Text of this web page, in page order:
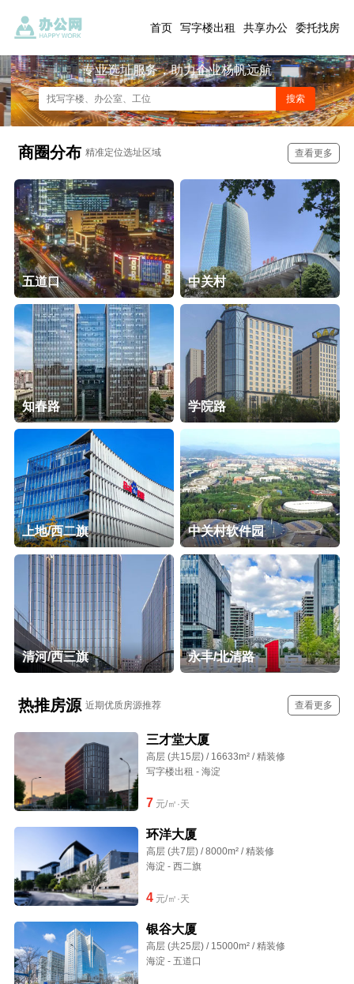
首页 写字楼出租 共享办公 委托找房
专业选址服务，助力企业杨帆远航
商圈分布 精准定位选址区域 查看更多
五道口 中关村
知春路 学院路
上地/西二旗 中关村软件园
清河/西三旗 永丰/北清路
热推房源 近期优质房源推荐 查看更多
三才堂大厦
高层 (共15层) / 16633m² / 精装修
写字楼出租 - 海淀
7 元/㎡·天
环洋大厦
高层 (共7层) / 8000m² / 精装修
海淀 - 西二旗
4元/㎡·天
银谷大厦
高层 (共25层) / 15000m² / 精装修
海淀 - 五道口